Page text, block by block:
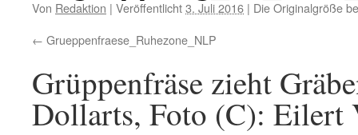
Von Redaktion | Veröffentlicht3. Juli 2016 | Die Originalgröße
Grueppenfraese_Ruhezone_NLP
Grüppenfräse zieht
Dollarts, Foto (C): Eilert